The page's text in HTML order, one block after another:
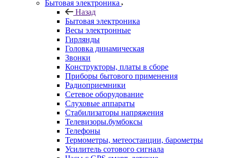
Бытовая электроника
Назад
Бытовая электроника
Весы электронные
Гирлянды
Головка динамическая
Звонки
Конструкторы, платы в сборе
Приборы бытового применения
Радиоприемники
Сетевое оборудование
Слуховые аппараты
Стабилизаторы напряжения
Телевизоры.бумбоксы
Телефоны
Термометры, метеостанции, барометры
Усилитель сотового сигнала